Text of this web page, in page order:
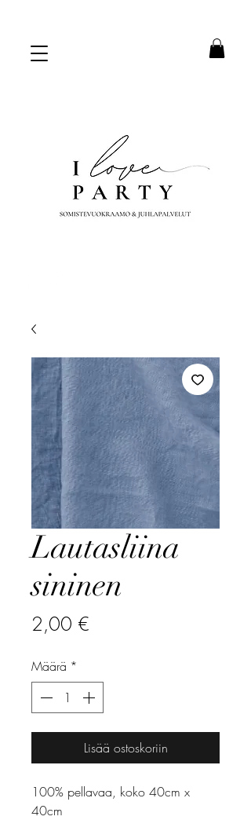
Lautasliina
sininen
2,00 €
Määrä *
Lisää ostoskoriin
100% pellavaa, koko 40cm x
40cm